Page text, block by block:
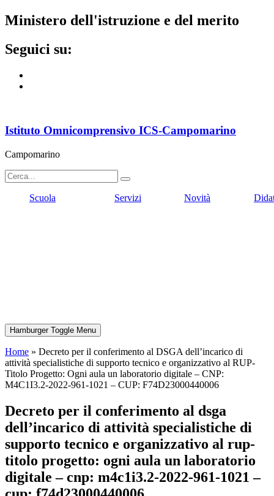
ministero dell'istruzione e del merito
seguici su:
Istituto Omnicomprensivo ICS-Campomarino
Campomarino
Scuola Servizi Novità
Hamburger Toggle Menu
Home » Decreto per il conferimento al DSGA dell’incarico di
attività specialistiche di supporto tecnico e organizzativo al RUP-
Titolo Progetto: Ogni aula un laboratorio digitale – CNP:
M4C1I3.2-2022-961-1021 – CUP: F74D23000440006
decreto per il conferimento al dsga
dell’incarico di attività specialistiche di
supporto tecnico e organizzativo al rup-
titolo progetto: ogni aula un laboratorio
digitale – cnp: m4c1i3.2-2022-961-1021 –